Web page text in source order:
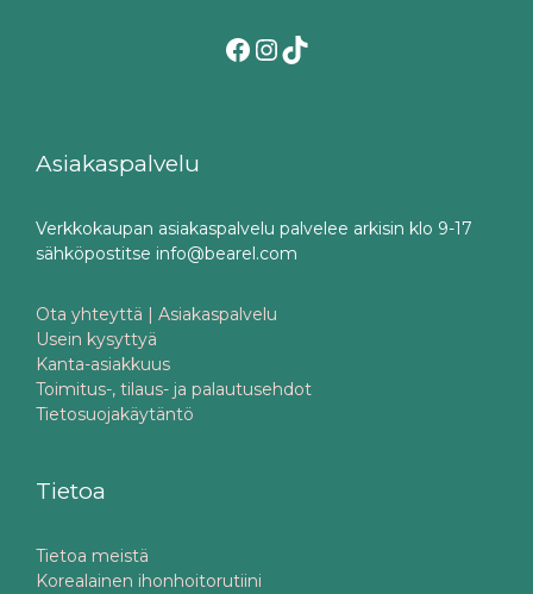
Facebook
Instagram
TikTok
Asiakaspalvelu
Verkkokaupan asiakaspalvelu palvelee arkisin klo 9-17
sähköpostitse info@bearel.com
Ota yhteyttä | Asiakaspalvelu
Usein kysyttyä
Kanta-asiakkuus
Toimitus-, tilaus- ja palautusehdot
Tietosuojakäytäntö
Tietoa
Tietoa meistä
Korealainen ihonhoitorutiini